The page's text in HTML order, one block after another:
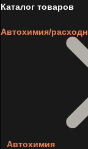
Каталог товаров
Автохимия/
Автохимия